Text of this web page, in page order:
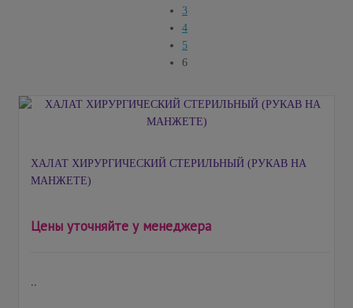
3
4
5
6
ХАЛАТ ХИРУРГИЧЕСКИЙ СТЕРИЛЬНЫЙ (РУКАВ НА
МАНЖЕТЕ)
Цены уточняйте у менеджера
..